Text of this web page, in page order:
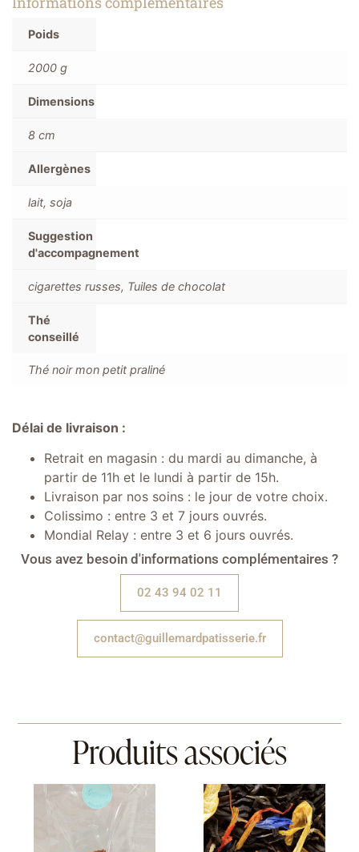
Poids
2000 g
Dimensions
8 cm
Allergènes
lait, soja
Suggestion
d'accompagnement
cigarettes russes, Tuiles de chocolat
Thé
conseillé
Thé noir mon petit praliné
Délai de livraison :
Retrait en magasin : du mardi au dimanche, à
partir de 11h et le lundi à partir de 15h.
Livraison par nos soins : le jour de votre choix.
Colissimo : entre 3 et 7 jours ouvrés.
Mondial Relay : entre 3 et 6 jours ouvrés.
Vous avez besoin d'informations complémentaires ?
02 43 94 02 11
contact@guillemardpatisserie.fr
Produits associés